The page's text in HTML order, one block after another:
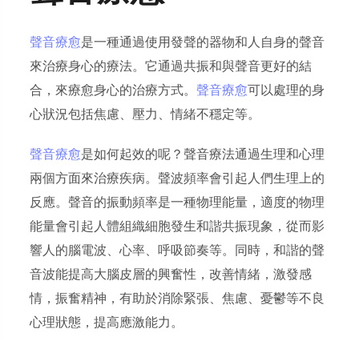
聲音療愈是一種通過使用發聲的器物和人自身的聲音
來治療身心的療法。它通過共振和與聲音更好的結
合，來療愈身心的治療方式。聲音療愈可以處理的身
心狀況包括焦慮、壓力、情緒不穩定等。
聲音療愈是如何起效的呢？聲音療法通過生理和心理
兩個方面來治療疾病。聲波頻率會引起人們生理上的
反應。聲音的振動頻率是一種物理能量，適度的物理
能量會引起人體組織細胞發生和諧共振現象，從而影
響人的腦電波、心率、呼吸節奏等。同時，和諧的聲
音波能提高大腦皮層的興奮性，改善情緒，激發感
情，振奮精神，有助於消除緊張、焦慮、憂鬱等不良
心理狀態，提高應激能力。